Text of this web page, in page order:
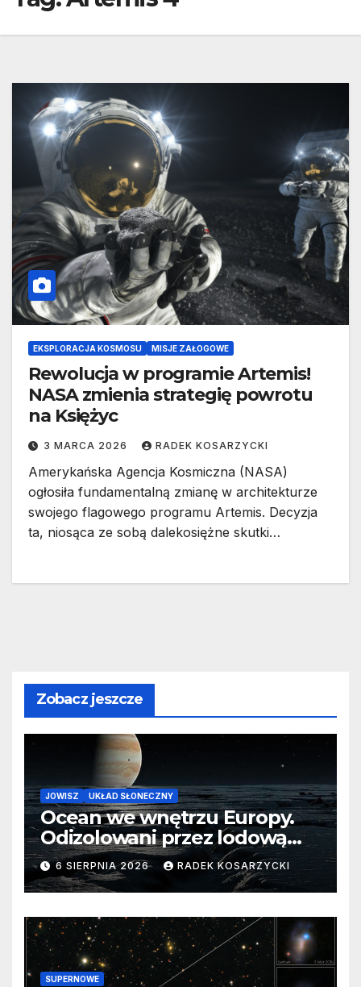
EKSPLORACJA KOSMOSU MISJE ZAŁOGOWE
Rewolucja w programie Artemis!
NASA zmienia strategię powrotu
na Księżyc
3 MARCA 2026 RADEK KOSARZYCKI
Amerykańska Agencja Kosmiczna (NASA)
ogłosiła fundamentalną zmianę w architekturze
swojego flagowego programu Artemis. Decyzja
ta, niosąca ze sobą dalekosiężne skutki…
Zobacz jeszcze
JOWISZ UKŁAD SŁONECZNY
Ocean we wnętrzu Europy.
Odizolowani przez lodową
barierę
6 SIERPNIA 2026 RADEK KOSARZYCKI
SUPERNOWE